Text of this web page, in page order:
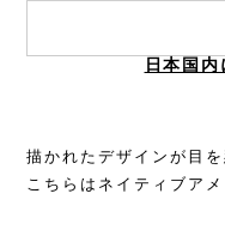
日本国
描かれたデザインが目を
こちらはネイティブア